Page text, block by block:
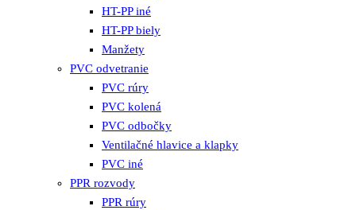
HT-PP iné
HT-PP biely
Manžety
PVC odvetranie
PVC rúry
PVC kolená
PVC odbočky
Ventilačné hlavice a klapky
PVC iné
PPR rozvody
PPR rúry